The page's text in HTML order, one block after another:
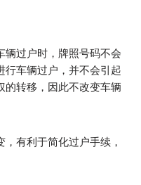
辆过户时，牌照号码不会
行车辆过户，并不会引起
的转移，因此不改变车辆
有利于简化过户手续，